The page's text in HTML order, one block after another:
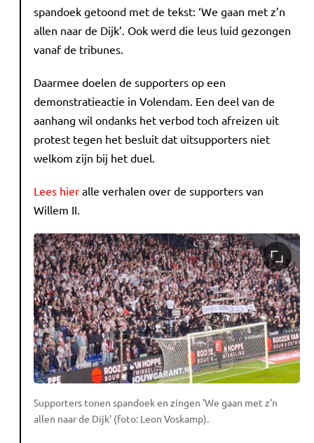
spandoek getoond met de tekst: ‘We gaan met z’n
allen naar de Dijk’. Ook werd die leus luid gezongen
vanaf de tribunes.
Daarmee doelen de supporters op een
demonstratieactie in Volendam. Een deel van de
aanhang wil ondanks het verbod toch afreizen uit
protest tegen het besluit dat uitsupporters niet
welkom zijn bij het duel.
Lees hier alle verhalen over de supporters van
Willem II.
Supporters tonen spandoek en zingen 'We gaan met z'n
allen naar de Dijk' (foto: Leon Voskamp).